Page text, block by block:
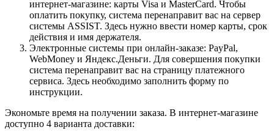
интернет-магазине: карты Visa и MasterCard. Чтобы
оплатить покупку, система перенаправит вас на сервер
системы ASSIST. Здесь нужно ввести номер карты, срок
действия и имя держателя.
Электронные системы при онлайн-заказе: PayPal,
WebMoney и Яндекс.Деньги. Для совершения покупки
система перенаправит вас на страницу платежного
сервиса. Здесь необходимо заполнить форму по
инструкции.
Экономьте время на получении заказа. В интернет-магазине
доступно 4 варианта доставки: